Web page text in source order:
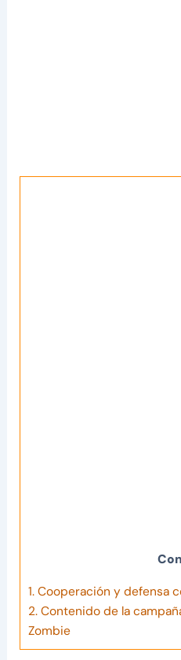
1. Cooperación y defensa
2. Contenido de la
Zombie